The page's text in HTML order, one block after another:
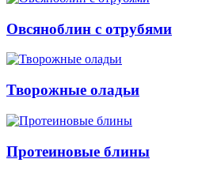
Овсяноблин с отрубями
Творожные оладьи
Протеиновые блины